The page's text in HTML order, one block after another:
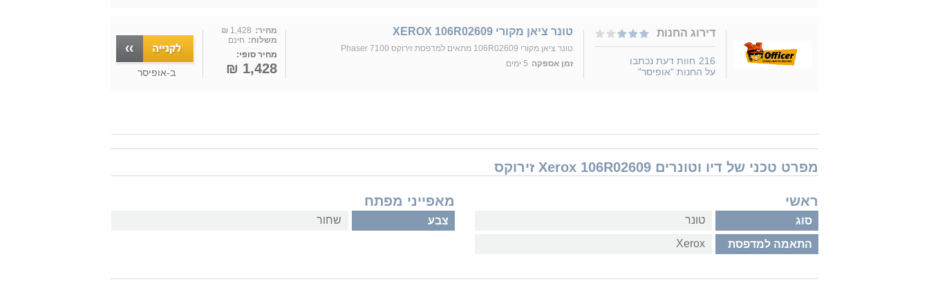
דירוג החנות
216 חוות דעת נכתבו
על החנות "אופיסר"
טונר ציאן מקורי XEROX 106R02609
טונר ציאן מקורי 106R02609 מתאים למדפסת זירוקס Phaser 7100
זמן אספקה 5 ימים
מחיר: 1,428 ₪
משלוח: חינם
מחיר סופי:
1,428 ₪ ב-אופיסר
מפרט טכני של דיו וטונרים Xerox 106R02609 זירוקס
ראשי
סוג טונר
התאמה למדפסת Xerox
מאפייני מפתח
צבע שחור